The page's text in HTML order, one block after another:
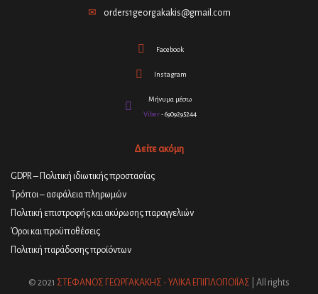
orders1georgakakis@gmail.com
Facebook
Instagram
Μήνυμα μέσω
Viber- 6909295244
Δείτε ακόμη
GDPR – Πολιτική ιδιωτικής προστασίας
Τρόποι – ασφάλεια πληρωμών
Πολιτική επιστροφής και ακύρωσης παραγγελιών
Όροι και προϋποθέσεις
Πολιτική παράδοσης προϊόντων
© 2021 ΣΤΕΦΑΝΟΣ ΓΕΩΡΓΑΚΑΚΗΣ - ΥΛΙΚΑ ΕΠΙΠΛΟΠΟΙΪΑΣ | All rights